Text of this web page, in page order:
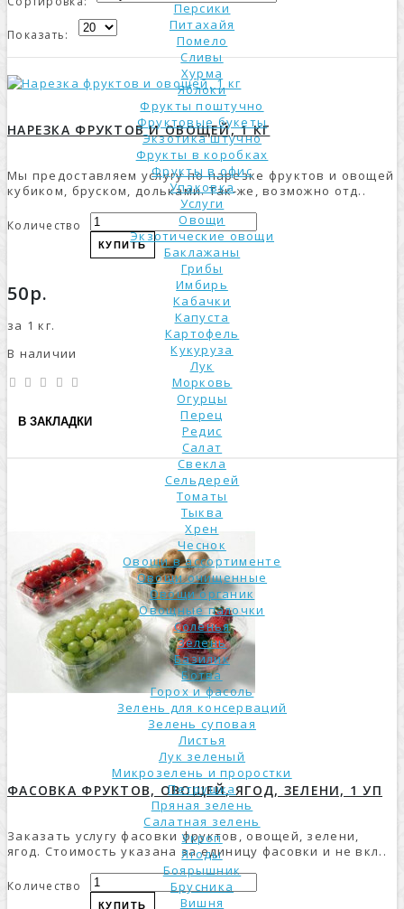
Персики
Питахайя
Помело
Сливы
Хурма
Яблоки
Фрукты поштучно
Фруктовые букеты
Экзотика штучно
Фрукты в коробках
Фрукты в офис
Упаковка
Услуги
Овощи
Экзотические овощи
Баклажаны
Грибы
Имбирь
Кабачки
Капуста
Картофель
Кукуруза
Лук
Морковь
Огурцы
Перец
Редис
Салат
Свекла
Сельдерей
Томаты
Тыква
Хрен
Чеснок
Овощи в ассортименте
Овощи очищенные
Овощи органик
Овощные палочки
Соленья
Зелень
Базилик
Ботва
Горох и фасоль
Зелень для консерваций
Зелень суповая
Листья
Лук зеленый
Микрозелень и проростки
Петрушка
Пряная зелень
Салатная зелень
Укроп
Ягоды
Боярышник
Брусника
Вишня
Показать:
НАРЕЗКА ФРУКТОВ И ОВОЩЕЙ, 1 КГ
Мы предоставляем услугу по нарезке фруктов и овощей
кубиком, бруском, дольками. Так-же, возможно отд..
Количество
КУПИТЬ
50р.
за 1 кг.
В наличии
В ЗАКЛАДКИ
ФАСОВКА ФРУКТОВ, ОВОЩЕЙ, ЯГОД, ЗЕЛЕНИ, 1 УП
Заказать услугу фасовки фруктов, овощей, зелени,
ягод. Стоимость указана за единицу фасовки и не вкл..
Количество
КУПИТЬ